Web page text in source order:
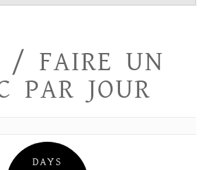
/ FAIRE UN
PAR JOUR
DAYS